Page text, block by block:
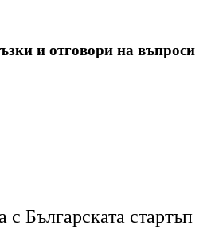
и отговори на въпроси
Българската стартъп